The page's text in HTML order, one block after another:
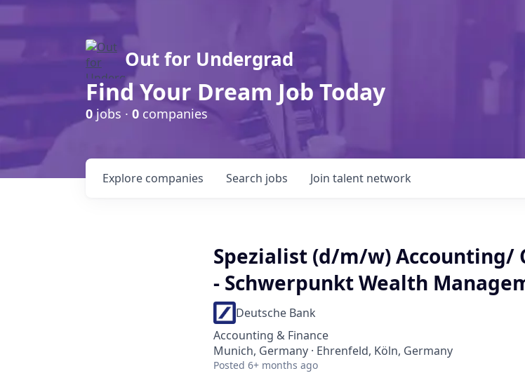
Out for Undergrad
Find Your Dream Job Today
0jobs · 0 companies
Search jobs
Explore companies Join talent network
Spezialist (d/m/w) Accounting/
- Schwerpunkt Wealth
Deutsche Bank
Accounting & Finance
Munich, Germany · Ehrenfeld, Köln, Germany
Posted 6+ months ago